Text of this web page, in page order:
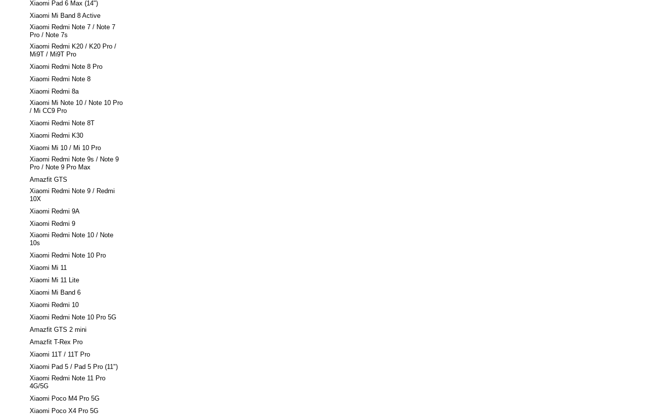
Xiaomi Pad 6 Max (14")
Xiaomi Mi Band 8 Active
Xiaomi Redmi Note 7 / Note 7
Pro / Note 7s
Xiaomi Redmi K20 / K20 Pro /
Mi9T / Mi9T Pro
Xiaomi Redmi Note 8 Pro
Xiaomi Redmi Note 8
Xiaomi Redmi 8a
Xiaomi Mi Note 10 / Note 10 Pro
/ Mi CC9 Pro
Xiaomi Redmi Note 8T
Xiaomi Redmi K30
Xiaomi Mi 10 / Mi 10 Pro
Xiaomi Redmi Note 9s / Note 9
Pro / Note 9 Pro Max
Amazfit GTS
Xiaomi Redmi Note 9 / Redmi
10X
Xiaomi Redmi 9A
Xiaomi Redmi 9
Xiaomi Redmi Note 10 / Note
10s
Xiaomi Redmi Note 10 Pro
Xiaomi Mi 11
Xiaomi Mi 11 Lite
Xiaomi Mi Band 6
Xiaomi Redmi 10
Xiaomi Redmi Note 10 Pro 5G
Amazfit GTS 2 mini
Amazfit T-Rex Pro
Xiaomi 11T / 11T Pro
Xiaomi Pad 5 / Pad 5 Pro (11")
Xiaomi Redmi Note 11 Pro
4G/5G
Xiaomi Poco M4 Pro 5G
Xiaomi Poco X4 Pro 5G